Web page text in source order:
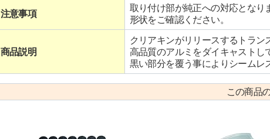
注意事項
取り付け部が純正への対応となり
形状をご確認ください。
商品説明
クリアキンがリリースするトラン
高品質のアルミをダイキャストし
黒い部分を覆う事によりシームレ
この商品